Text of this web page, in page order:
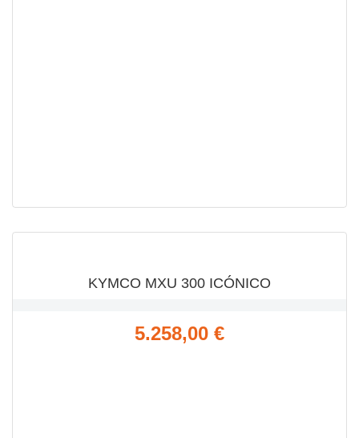
VISTA RÁPIDA
KYMCO MXU 300 ICÓNICO
Precio
5.258,00 €